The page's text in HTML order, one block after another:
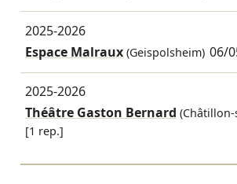
2025-2026
Espace Malraux(Geispolsheim) 06/
2025-2026
Théâtre Gaston Bernard
[1 rep.]